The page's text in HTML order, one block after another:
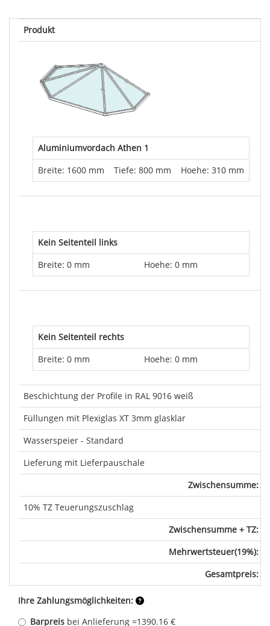
Produkt
Aluminiumvordach Athen 1
Breite: 1600 mm
Tiefe: 800 mm Hoehe: 310 mm
Kein Seitenteil links
Breite: 0 mm
Hoehe: 0 mm
Kein Seitenteil rechts
Breite: 0 mm
Hoehe: 0 mm
Beschichtung der Profile in RAL 9016 weiß
Füllungen mit Plexiglas XT 3mm glasklar
Wasserspeier - Standard
Lieferung mit Lieferpauschale
Zwischensumme:
10% TZ Teuerungszuschlag
Zwischensumme + TZ:
Mehrwertsteuer(19%):
Gesamtpreis:
Ihre Zahlungsmöglichkeiten:
Barpreis bei Anlieferung =1390.16 €